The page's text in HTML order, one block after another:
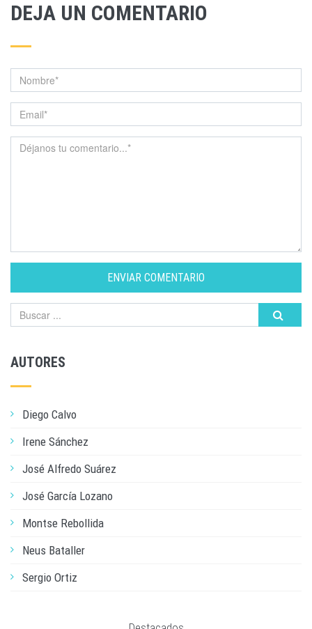
DEJA UN COMENTARIO
ENVIAR COMENTARIO
AUTORES
Diego Calvo
Irene Sánchez
José Alfredo Suárez
José García Lozano
Montse Rebollida
Neus Bataller
Sergio Ortiz